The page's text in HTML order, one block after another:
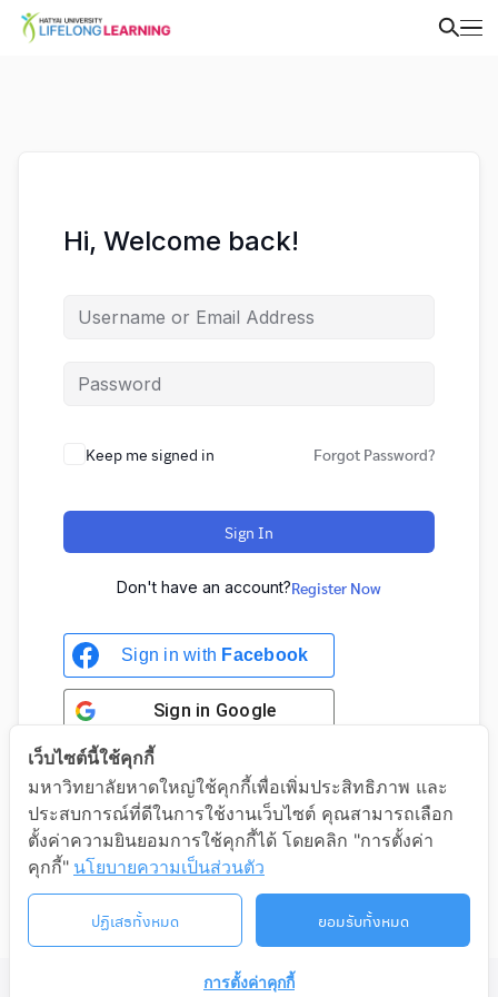
Hi, Welcome back!
Keep me signed in Forgot Password?
Sign In
Don't have an account?Register Now
Sign in with Facebook
Sign in Google
Sign in with Google
©2026 LIFELONG.HU.AC.TH. ALL RIGHTS RESERVED.
เว็บไซต์นี้ใช้คุกกี้
มหาวิทยาลัยหาดใหญ่ใช้คุกกี้เพื่อเพิ่มประสิทธิภาพ และ
ประสบการณ์ที่ดีในการใช้งานเว็บไซต์ คุณสามารถเลือก
ตั้งค่าความยินยอมการใช้คุกกี้ได้ โดยคลิก "การตั้งค่า
คุกกี้" นโยบายความเป็นส่วนตัว
ปฏิเสธทั้งหมด ยอมรับทั้งหมด
การตั้งค่าคุกกี้